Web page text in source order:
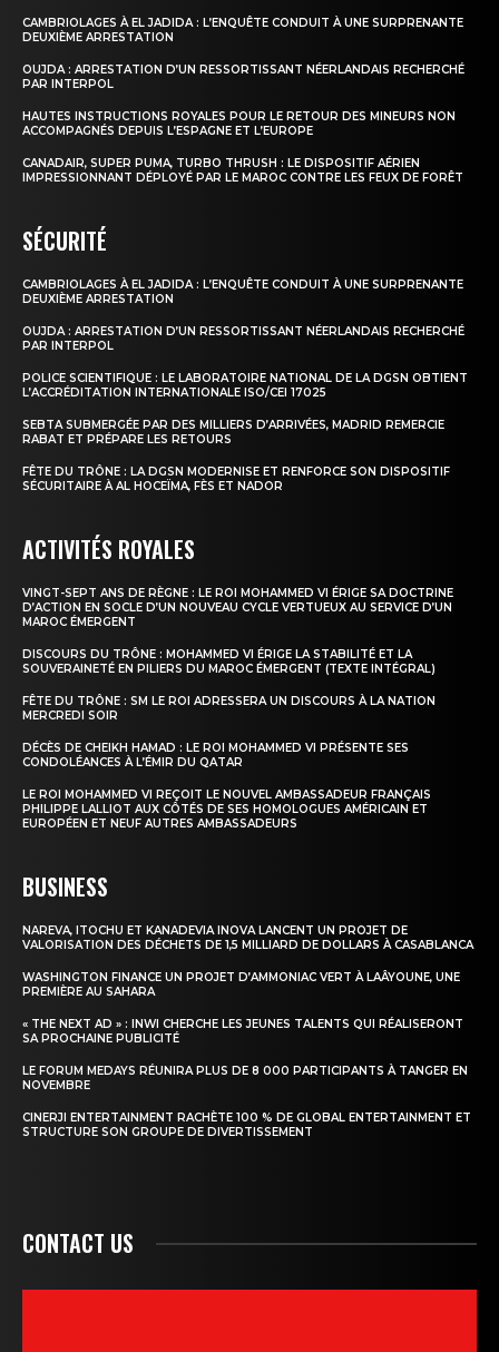
CAMBRIOLAGES À EL JADIDA : L’ENQUÊTE CONDUIT À UNE SURPRENANTE
DEUXIÈME ARRESTATION
OUJDA : ARRESTATION D’UN RESSORTISSANT NÉERLANDAIS RECHERCHÉ
PAR INTERPOL
HAUTES INSTRUCTIONS ROYALES POUR LE RETOUR DES MINEURS NON
ACCOMPAGNÉS DEPUIS L’ESPAGNE ET L’EUROPE
CANADAIR, SUPER PUMA, TURBO THRUSH : LE DISPOSITIF AÉRIEN
IMPRESSIONNANT DÉPLOYÉ PAR LE MAROC CONTRE LES FEUX DE FORÊT
SÉCURITÉ
CAMBRIOLAGES À EL JADIDA : L’ENQUÊTE CONDUIT À UNE SURPRENANTE
DEUXIÈME ARRESTATION
OUJDA : ARRESTATION D’UN RESSORTISSANT NÉERLANDAIS RECHERCHÉ
PAR INTERPOL
POLICE SCIENTIFIQUE : LE LABORATOIRE NATIONAL DE LA DGSN OBTIENT
L’ACCRÉDITATION INTERNATIONALE ISO/CEI 17025
SEBTA SUBMERGÉE PAR DES MILLIERS D’ARRIVÉES, MADRID REMERCIE
RABAT ET PRÉPARE LES RETOURS
FÊTE DU TRÔNE : LA DGSN MODERNISE ET RENFORCE SON DISPOSITIF
SÉCURITAIRE À AL HOCEÏMA, FÈS ET NADOR
ACTIVITÉS ROYALES
VINGT-SEPT ANS DE RÈGNE : LE ROI MOHAMMED VI ÉRIGE SA DOCTRINE
D’ACTION EN SOCLE D’UN NOUVEAU CYCLE VERTUEUX AU SERVICE D’UN
MAROC ÉMERGENT
DISCOURS DU TRÔNE : MOHAMMED VI ÉRIGE LA STABILITÉ ET LA
SOUVERAINETÉ EN PILIERS DU MAROC ÉMERGENT (TEXTE INTÉGRAL)
FÊTE DU TRÔNE : SM LE ROI ADRESSERA UN DISCOURS À LA NATION
MERCREDI SOIR
DÉCÈS DE CHEIKH HAMAD : LE ROI MOHAMMED VI PRÉSENTE SES
CONDOLÉANCES À L’ÉMIR DU QATAR
LE ROI MOHAMMED VI REÇOIT LE NOUVEL AMBASSADEUR FRANÇAIS
PHILIPPE LALLIOT AUX CÔTÉS DE SES HOMOLOGUES AMÉRICAIN ET
EUROPÉEN ET NEUF AUTRES AMBASSADEURS
BUSINESS
NAREVA, ITOCHU ET KANADEVIA INOVA LANCENT UN PROJET DE
VALORISATION DES DÉCHETS DE 1,5 MILLIARD DE DOLLARS À CASABLANCA
WASHINGTON FINANCE UN PROJET D’AMMONIAC VERT À LAÂYOUNE, UNE
PREMIÈRE AU SAHARA
« THE NEXT AD » : INWI CHERCHE LES JEUNES TALENTS QUI RÉALISERONT
SA PROCHAINE PUBLICITÉ
LE FORUM MEDAYS RÉUNIRA PLUS DE 8 000 PARTICIPANTS À TANGER EN
NOVEMBRE
CINERJI ENTERTAINMENT RACHÈTE 100 % DE GLOBAL ENTERTAINMENT ET
STRUCTURE SON GROUPE DE DIVERTISSEMENT
CONTACT US